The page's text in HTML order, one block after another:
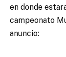
en donde
campeonato
anuncio: